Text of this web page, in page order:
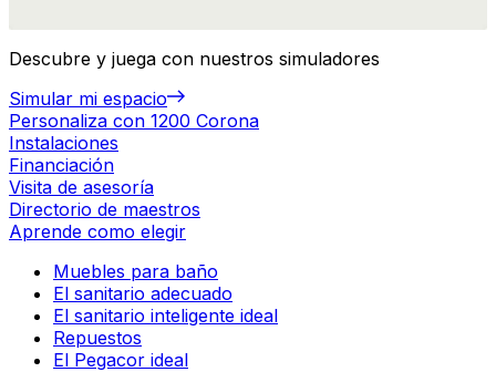
Descubre y juega con nuestros simuladores
Simular mi espacio
Personaliza con 1200 Corona
Instalaciones
Financiación
Visita de asesoría
Directorio de maestros
Aprende como elegir
Muebles para baño
El sanitario adecuado
El sanitario inteligente ideal
Repuestos
El Pegacor ideal